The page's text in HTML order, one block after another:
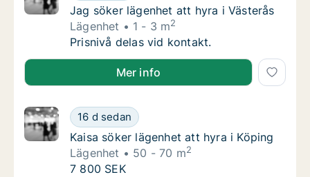
Jag söker lägenhet att hyra i Västerås
Jag söker lägenhet att hyra i Västerås
Lägenhet
1 - 3 m2
Jag söker lägenhet att hyra i Västerås
Prisnivå delas vid kontakt.
Jag söker lägenhet att hyra i Västerås
Mer info
Kaisa söker lägenhet att hyra i Köping
16 d sedan
Kaisa söker lägenhet att hyra i Köping
Kaisa söker lägenhet att hyra i Köping
Lägenhet
50 - 70 m2
Kaisa söker lägenhet att hyra i Köping
7 800 SEK